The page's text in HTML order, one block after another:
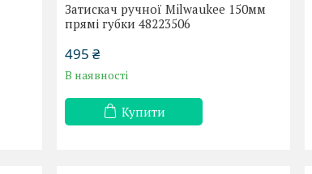
Затискач ручної Milwaukee 150мм
прямі губки 48223506
495 ₴
В наявності
Купити